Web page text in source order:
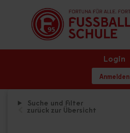
Login
Anmelden
Suche und Filter
zurück zur Übersicht